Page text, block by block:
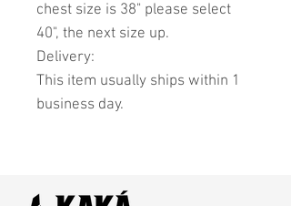
chest size is 38" please select
40", the next size up.
Delivery:
This item usually ships within 1
business day.